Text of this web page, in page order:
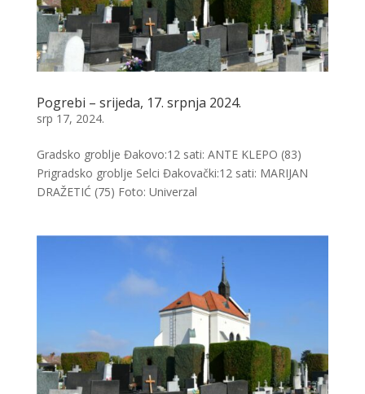
Pogrebi – srijeda, 17. srpnja 2024.
srp 17, 2024.
Gradsko groblje Đakovo:12 sati: ANTE KLEPO (83)
Prigradsko groblje Selci Đakovački:12 sati: MARIJAN
DRAŽETIĆ (75) Foto: Univerzal